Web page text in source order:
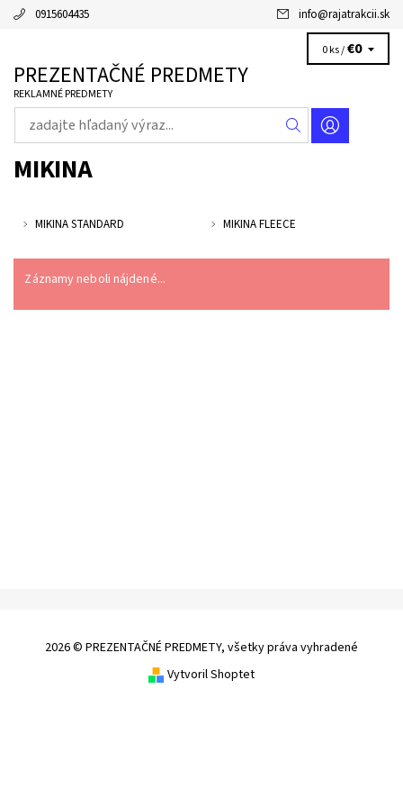
0915604435 info@rajatrakcii.sk
PREZENTAČNÉ PREDMETY
REKLAMNÉ PREDMETY
0 ks /€0
MIKINA
MIKINA STANDARD MIKINA FLEECE
Záznamy neboli nájdené...
2026 © PREZENTAČNÉ PREDMETY, všetky práva vyhradené
Vytvoril Shoptet